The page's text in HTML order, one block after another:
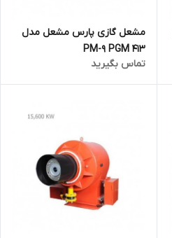
مشعل گازی پارس مشعل مدل
PM-9 PGM 413
تماس بگیرید